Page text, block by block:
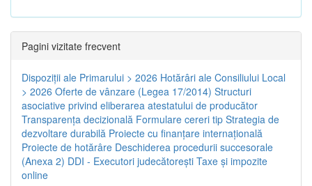
Pagini vizitate frecvent
Dispoziţii ale Primarului > 2026 Hotărâri ale Consiliului Local
> 2026 Oferte de vânzare (Legea 17/2014) Structuri
asociative privind eliberarea atestatului de producător
Transparenţa decizională Formulare cereri tip Strategia de
dezvoltare durabilă Proiecte cu finanţare internaţională
Proiecte de hotărâre Deschiderea procedurii succesorale
(Anexa 2) DDI - Executori judecătorești Taxe şi impozite
online